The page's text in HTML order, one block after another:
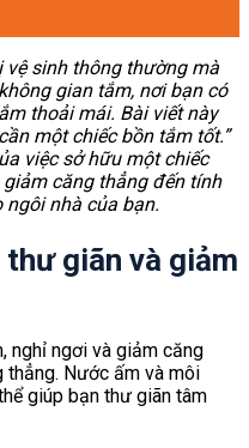
sinh thông thường mà
gian tắm, nơi bạn có
thoải mái. Bài viết này
một chiếc bồn tắm tốt.”
việc sở hữu một chiếc
căng thẳng đến tính
nhà của bạn.
giãn và giảm
nghỉ ngơi và giảm căng
thẳng. Nước ấm và môi
giúp bạn thư giãn tâm